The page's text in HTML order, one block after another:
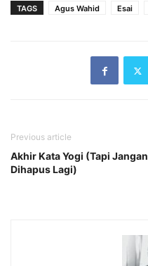
TAGS Agus Wahid Esai
Previous article
Akhir Kata Yogi (Tapi Jangan
Dihapus Lagi)